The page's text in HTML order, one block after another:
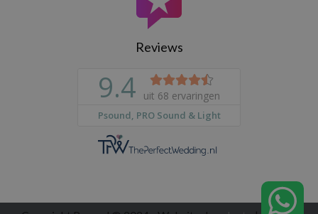
Reviews